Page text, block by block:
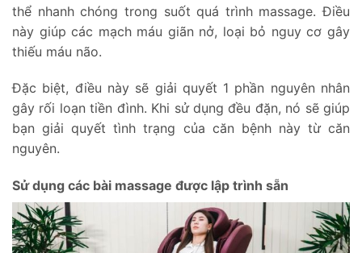
thể nhanh chóng trong suốt quá trình massage. Điều
này giúp các mạch máu giãn nở, loại bỏ nguy cơ gây
thiếu máu não.
Đặc biệt, điều này sẽ giải quyết 1 phần nguyên nhân
gây rối loạn tiền đình. Khi sử dụng đều đặn, nó sẽ giúp
bạn giải quyết tình trạng của căn bệnh này từ căn
nguyên.
Sử dụng các bài massage được lập trình sẵn